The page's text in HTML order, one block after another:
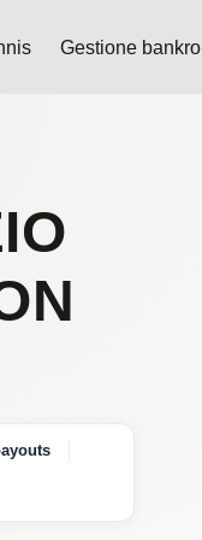
Gestione bankroll